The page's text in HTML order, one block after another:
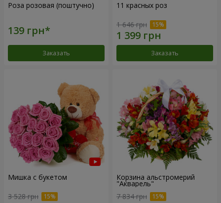
Роза розовая (поштучно)
Заказать
11 красных роз
1 646 грн
Заказать
Мишка с букетом
3 528 грн
Корзина альстромерий
"Акварель"
7 834 грн